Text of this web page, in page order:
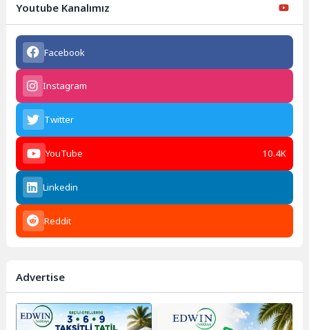
Youtube Kanalımız
Facebook
Instagram
Twitter
YouTube 10.4K
Linkedin
Reddit
Advertise